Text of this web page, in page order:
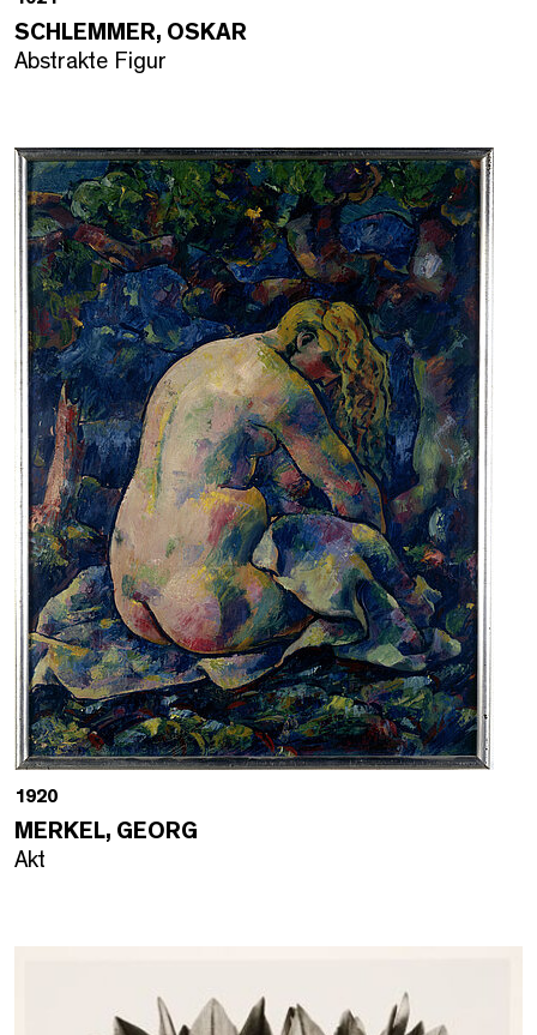
SCHLEMMER, OSKAR
Abstrakte Figur
1920
MERKEL, GEORG
Akt